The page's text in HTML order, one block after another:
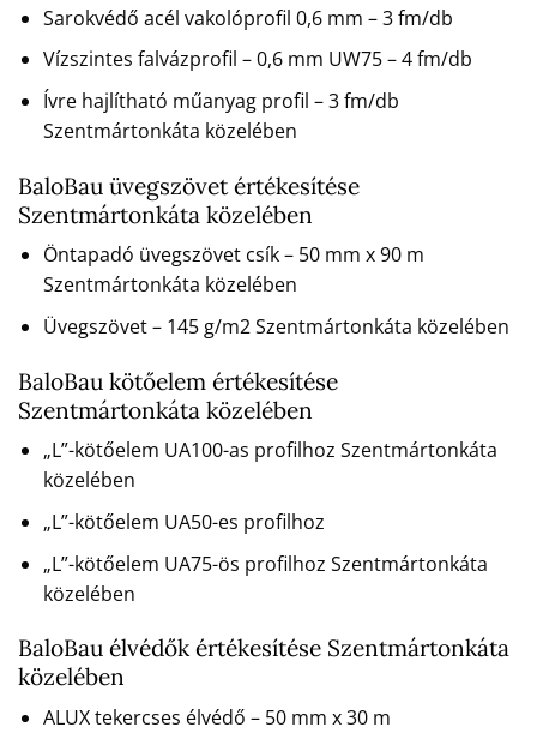
Sarokvédő acél vakolóprofil 0,6 mm – 3 fm/db
Vízszintes falvázprofil – 0,6 mm UW75 – 4 fm/db
Ívre hajlítható műanyag profil – 3 fm/db
Szentmártonkáta közelében
BaloBau üvegszövet értékesítése
Szentmártonkáta közelében
Öntapadó üvegszövet csík – 50 mm x 90 m
Szentmártonkáta közelében
Üvegszövet – 145 g/m2 Szentmártonkáta közelében
BaloBau kötőelem értékesítése
Szentmártonkáta közelében
„L”-kötőelem UA100-as profilhoz Szentmártonkáta
közelében
„L”-kötőelem UA50-es profilhoz
„L”-kötőelem UA75-ös profilhoz Szentmártonkáta
közelében
BaloBau élvédők értékesítése Szentmártonkáta
közelében
ALUX tekercses élvédő – 50 mm x 30 m